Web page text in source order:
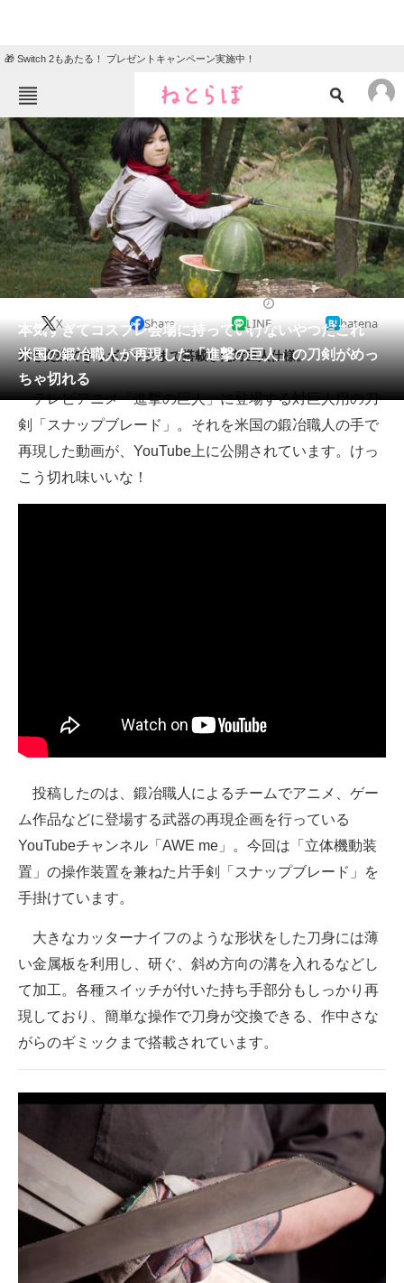
🎁 Switch 2もあたる！ プレゼントキャンペーン実施中！
ねとらぼメニュー
TOP ニュース
エンタメ クイズ
グルメ 地域
住まい 教育・育児
動物 リサーチ
会員記事
メディア
注目記事を集めた総合ページ
ITの今と未来を見通す
スマホと通信の最新トレンド
経営リーダーのコミュニティ
マーケ×ITの今がよく分かる
ITエンジニア向け専門サイト
企業向けIT製品の総合サイト
IT製品の技術・比較・事例
製造業のIT導入・活用を支援
モノづくり技術者専門サイト
エレクトロニクス専門サイト
電子設計の基本と応用
建設×テクノロジーの最前線
ちょっと気になるネットの話題
本気すぎてコスプレ会場に持っていけないやつだこれ
米国の鍛冶職人が再現した「進撃の巨人」の刀剣がめっ
ちゃ切れる
X Share LINE hatena
刃を交換できるギミックまで搭載した対巨人仕様。
テレビアニメ「進撃の巨人」に登場する対巨人用の刀
剣「スナップブレード」。それを米国の鍛冶職人の手で
再現した動画が、YouTube上に公開されています。けっ
こう切れ味いいな！
投稿したのは、鍛冶職人によるチームでアニメ、ゲー
ム作品などに登場する武器の再現企画を行っている
YouTubeチャンネル「AWE me」。今回は「立体機動装
置」の操作装置を兼ねた片手剣「スナップブレード」を
手掛けています。
大きなカッターナイフのような形状をした刀身には薄
い金属板を利用し、研ぐ、斜め方向の溝を入れるなどし
て加工。各種スイッチが付いた持ち手部分もしっかり再
現しており、簡単な操作で刀身が交換できる、作中さな
がらのギミックまで搭載されています。